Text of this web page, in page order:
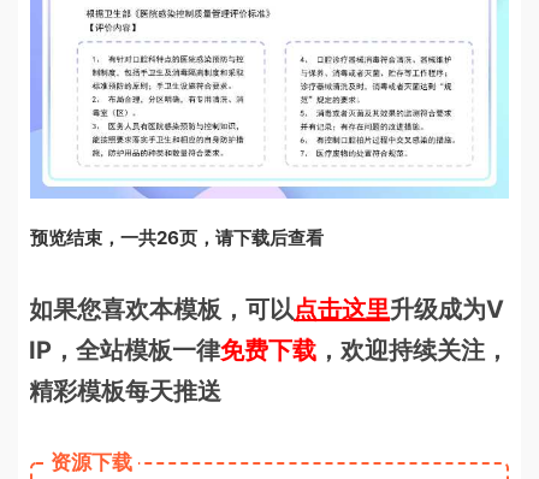
预览结束，一共26页，请下载后查看
如果您喜欢本模板，可以点击这里升级成为V
IP，全站模板一律免费下载 ，欢迎持续关注，
精彩模板每天推送
资源下载